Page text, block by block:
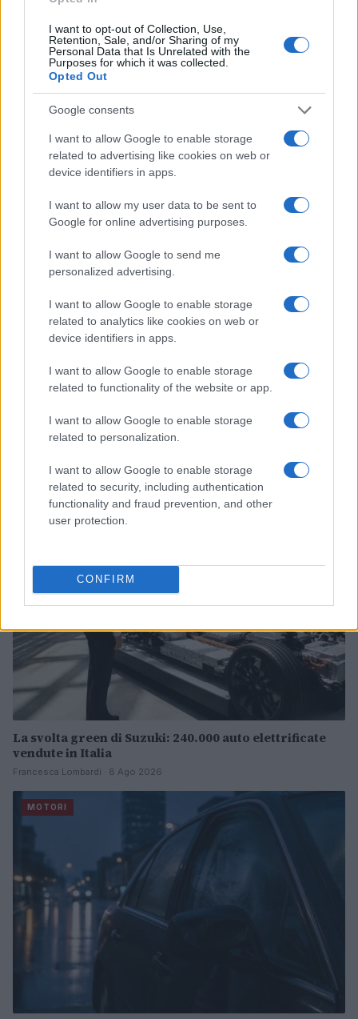
I want to opt-out of Collection, Use,
Retention, Sale, and/or Sharing of my
Personal Data that Is Unrelated with the
Purposes for which it was collected.
Opted Out
Google consents
I want to allow Google to enable storage
related to advertising like cookies on web or
device identifiers in apps.
I want to allow my user data to be sent to
Google for online advertising purposes.
I want to allow Google to send me
personalized advertising.
I want to allow Google to enable storage
related to analytics like cookies on web or
device identifiers in apps.
I want to allow Google to enable storage
related to functionality of the website or app.
I want to allow Google to enable storage
related to personalization.
I want to allow Google to enable storage
related to security, including authentication
functionality and fraud prevention, and other
user protection.
CONFIRM
commenti. In redazione predilige reportage
sul campo e conserva il biglietto di quella
partita come prova della svolta.
Continua a leggere
La svolta green di Suzuki: 240.000 auto elettrificate
vendute in Italia
Francesca Lombardi · 8 Ago 2026
MOTORI